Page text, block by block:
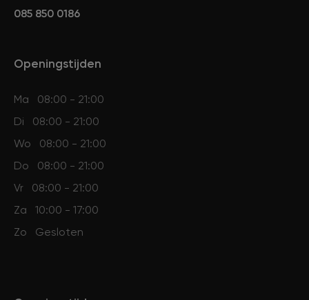
085 850 0186
Openingstijden
Ma
08:00 - 21:00
Di
08:00 - 21:00
Wo
08:00 - 21:00
Do
08:00 - 21:00
Vr
08:00 - 21:00
Za
10:00 - 17:00
Zo
Gesloten